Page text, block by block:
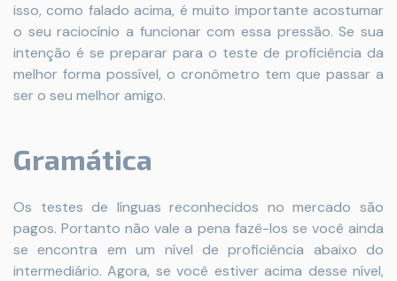
isso, como falado acima, é muito importante acostumar
o seu raciocínio a funcionar com essa pressão. Se sua
intenção é se preparar para o teste de proficiência da
melhor forma possível, o cronômetro tem que passar a
ser o seu melhor amigo.
Gramática
Os testes de línguas reconhecidos no mercado são
pagos. Portanto não vale a pena fazê-los se você ainda
se encontra em um nível de proficiência abaixo do
intermediário. Agora, se você estiver acima desse nível,